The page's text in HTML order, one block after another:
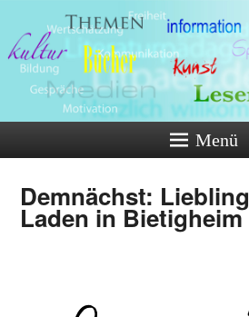
Menü
Demnächst:
Laden in Bietigheim